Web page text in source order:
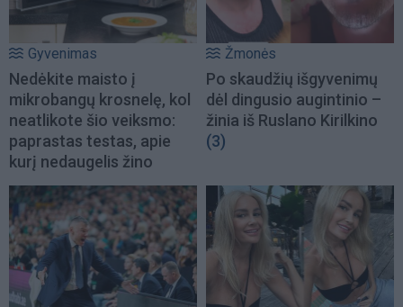
Gyvenimas
Nedėkite maisto į
mikrobangų krosnelę, kol
neatlikote šio veiksmo:
paprastas testas, apie
kurį nedaugelis žino
Žmonės
Po skaudžių išgyvenimų
dėl dingusio augintinio –
žinia iš Ruslano Kirilkino
(3)